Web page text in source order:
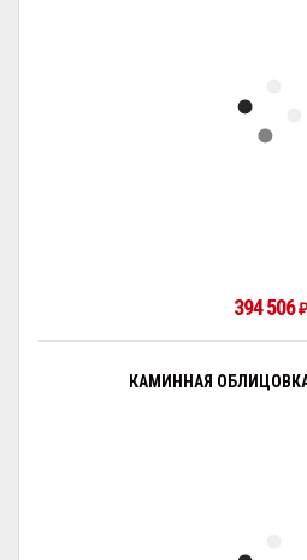
394 506₽
КАМИННАЯ ОБЛИЦОВКА